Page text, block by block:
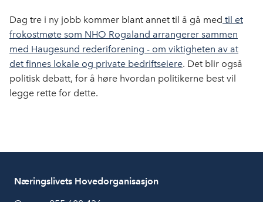
Dag tre i ny jobb kommer blant annet til å gå med til et
frokostmøte som NHO Rogaland arrangerer sammen
med Haugesund rederiforening - om viktigheten av at
det finnes lokale og private bedriftseiere. Det blir også
politisk debatt, for å høre hvordan politikerne best vil
legge rette for dette.
Næringslivets Hovedorganisasjon